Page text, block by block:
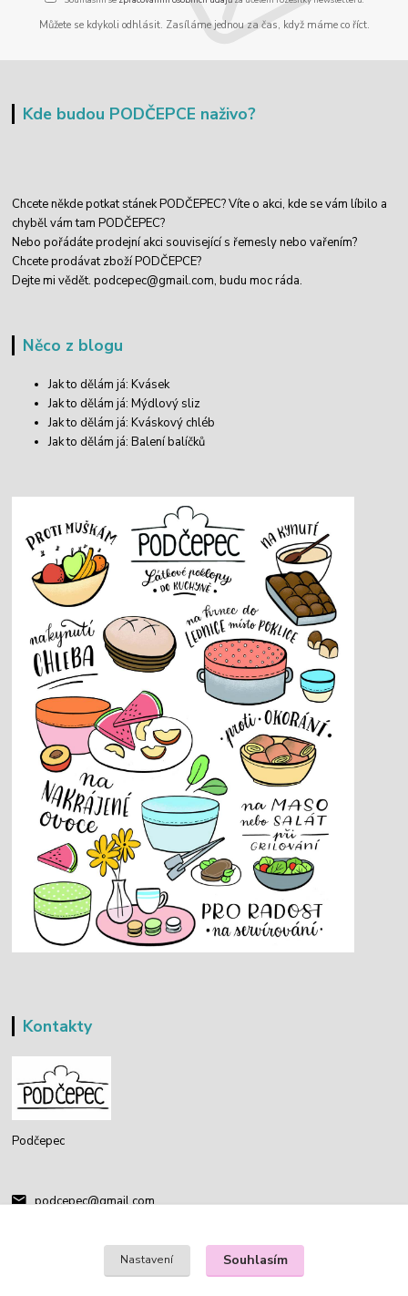
Můžete se kdykoli odhlásit. Zasíláme jednou za čas, když máme co říct.
Kde budou PODČEPCE naživo?
Chcete někde potkat stánek PODČEPEC? Víte o akci, kde se vám líbilo a
chyběl vám tam PODČEPEC?
Nebo pořádáte prodejní akci související s řemesly nebo vařením?
Chcete prodávat zboží PODČEPCE?
Dejte mi vědět.podcepec@gmail.com, budu moc ráda.
Něco z blogu
Jak to dělám já: Kvásek
Jak to dělám já: Mýdlový sliz
Jak to dělám já: Kváskový chléb
Jak to dělám já: Balení balíčků
Kontakty
Podčepec
podcepec@gmail.com
Nastavení Souhlasím